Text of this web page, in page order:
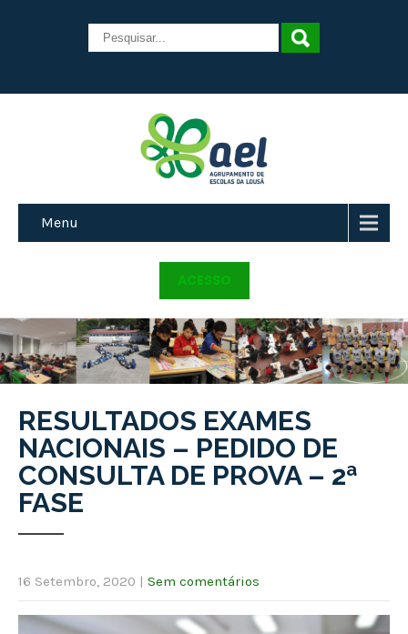
Menu
ACESSO
RESULTADOS EXAMES
NACIONAIS – PEDIDO DE
CONSULTA DE PROVA – 2ª
FASE
16 Setembro, 2020 | Sem comentários